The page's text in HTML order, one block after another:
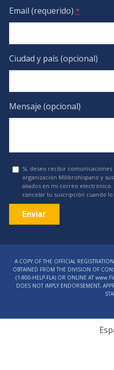
Email (requerido) *
Ciudad y país (opcional)
Mensaje (opcional)
Sí, deseo recibir comunicaciones
organización Milibrohispano y
aliados en mi correo electrónico.
cancelar tu suscripción cuando lo
Use.
Please
leave
A COPY OF THE OFFICIAL
OBTAINED FROM THE DIVISION OF
(1‑800‑HELP‑FLA) OR ONLINE AT
DOES NOT IMPLY ENDORSEMENT,